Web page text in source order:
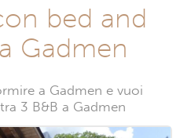
bed and
Gadmen
a Gadmen e vuoi
3 B&B a Gadmen